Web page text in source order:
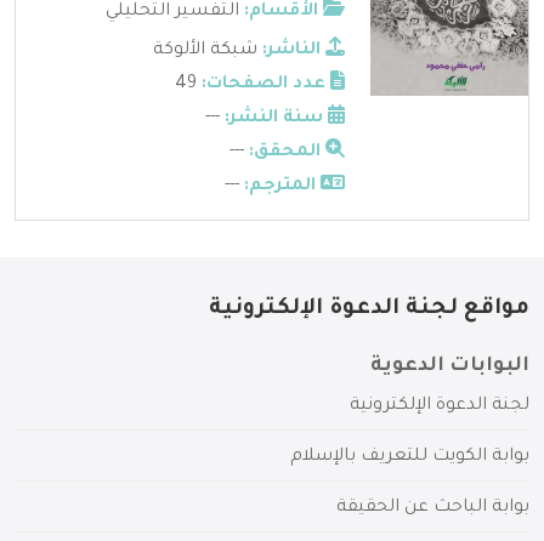
الأقسام: التفسير التحليلي
الناشر: شبكة الألوكة
عدد الصفحات:
سنة النشر: ---
المحقق: ---
المترجم: ---
مواقع لجنة الدعوة الإلكترونية
البوابات الدعوية
لجنة الدعوة الإلكترونية
بوابة الكويت للتعريف بالإسلام
بوابة الباحث عن الحقيقة